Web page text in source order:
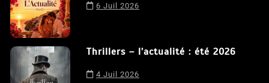
6 Juil 2026
Thrillers – l’actualité : été 2026
4 Juil 2026